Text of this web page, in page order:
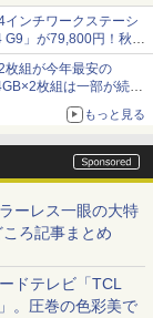
ンチワークステーシ
G9」が79,800円！秋葉
枚組が今年最安の
枚組は一部が続騰
もっと見る
ーレス一眼の大特
ろ記事まとめ
ドテレビ「TCL
。圧巻の色彩美で